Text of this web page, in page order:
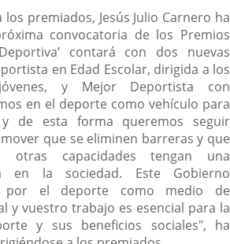
premiados, Jesús Julio Carnero ha
convocatoria de los Premios
contará con dos nuevas
en Edad Escolar, dirigida a los
y Mejor Deportista con
en el deporte como vehículo para
de esta forma queremos seguir
que se eliminen barreras y que
otras capacidades tengan una
en la sociedad. Este Gobierno
por el deporte como medio de
y vuestro trabajo es esencial para la
y sus beneficios sociales", ha